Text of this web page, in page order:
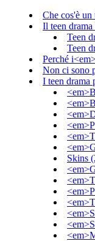
Che cos'è un
Il teen drama
Teen
Teen
Perché
Non ci sono
I teen drama
Skins